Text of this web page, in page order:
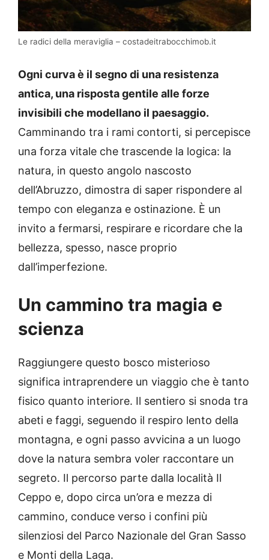
Le radici della meraviglia – costadeitrabocchimob.it
Ogni curva è il segno di una resistenza
antica, una risposta gentile alle forze
invisibili che modellano il paesaggio.
Camminando tra i rami contorti, si percepisce
una forza vitale che trascende la logica: la
natura, in questo angolo nascosto
dell’Abruzzo, dimostra di saper rispondere al
tempo con eleganza e ostinazione. È un
invito a fermarsi, respirare e ricordare che la
bellezza, spesso, nasce proprio
dall’imperfezione.
Un cammino tra magia e
scienza
Raggiungere questo bosco misterioso
significa intraprendere un viaggio che è tanto
fisico quanto interiore. Il sentiero si snoda tra
abeti e faggi, seguendo il respiro lento della
montagna, e ogni passo avvicina a un luogo
dove la natura sembra voler raccontare un
segreto. Il percorso parte dalla località Il
Ceppo e, dopo circa un’ora e mezza di
cammino, conduce verso i confini più
silenziosi del Parco Nazionale del Gran Sasso
e Monti della Laga.